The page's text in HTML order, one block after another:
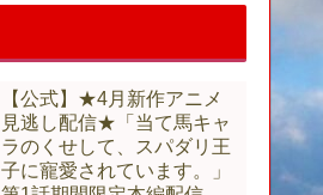
【公式】★4月新作アニメ
見逃し配信★「当て馬キャ
ラのくせして、スパダリ王
子に寵愛されています。」